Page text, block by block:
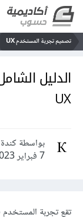
تصميم تجربة المستخدم UX
الدليل
UX
بواسطة
7 فبراير 2023
تقع تجربة